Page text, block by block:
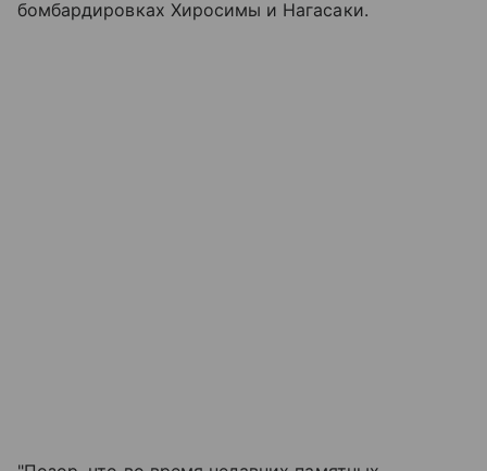
бомбардировках Хиросимы и Нагасаки.